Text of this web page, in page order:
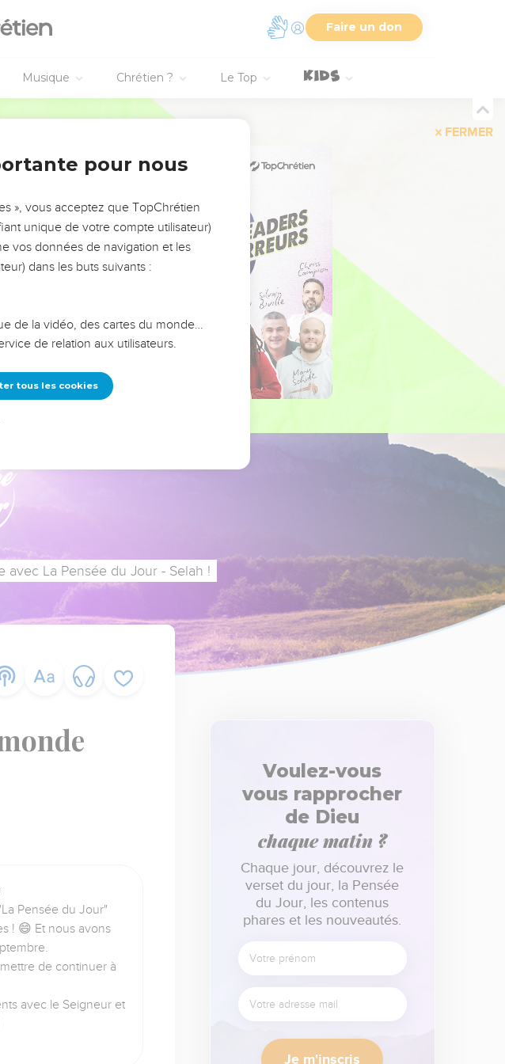
Faire un don
Musique Chrétien ? Le Top
FERMER
on voit
sont
erreurs
famille,
La Pensée du Jour - Selah !
Pensée du Jour"
! 😄 Et nous avons
de continuer à
avec le Seigneur et
Voulez-vous
vous rapprocher
de Dieu
chaque matin ?
Chaque jour, découvrez le
verset du jour, la Pensée
du Jour, les contenus
phares et les nouveautés.
Je m'inscris
pour nous
», vous acceptez que TopChrétien
unique de votre compte utilisateur)
vos données de navigation et les
dans les buts suivants :
de la vidéo, des cartes du monde…
de relation aux utilisateurs.
tous les cookies